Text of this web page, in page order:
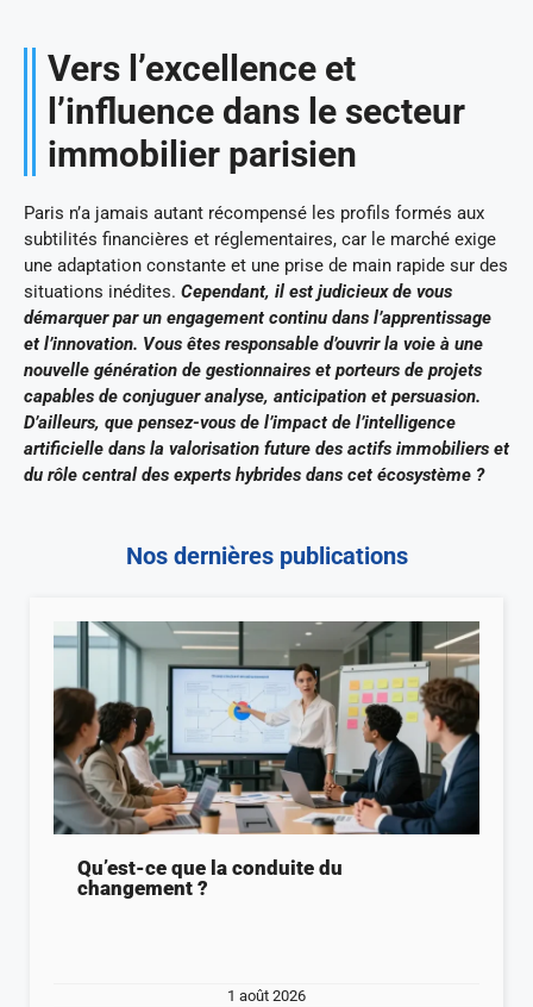
Vers l’excellence et
l’influence dans le secteur
immobilier parisien
Paris n’a jamais autant récompensé les profils formés aux
subtilités financières et réglementaires, car le marché exige
une adaptation constante et une prise de main rapide sur des
situations inédites. Cependant, il est judicieux de vous
démarquer par un engagement continu dans l’apprentissage
et l’innovation. Vous êtes responsable d’ouvrir la voie à une
nouvelle génération de gestionnaires et porteurs de projets
capables de conjuguer analyse, anticipation et persuasion.
D’ailleurs, que pensez-vous de l’impact de l’intelligence
artificielle dans la valorisation future des actifs immobiliers et
du rôle central des experts hybrides dans cet écosystème ?
Nos dernières publications
Qu’est-ce que la conduite du
changement ?
1 août 2026